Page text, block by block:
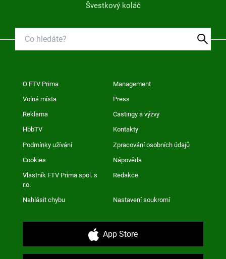
Švestkový koláč
O FTV Prima Management
Volná místa Press
Reklama Castingy a výzvy
HbbTV Kontakty
Podmínky užívání Zpracování osobních údajů
Cookies Nápověda
Vlastník FTV Prima spol. s
r.o.
Redakce
Nahlásit chybu Nastavení soukromí
App Store